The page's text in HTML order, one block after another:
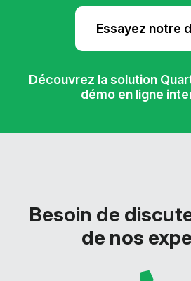
Essayez notre
Découvrez la solution
démo en ligne
Besoin de
de nos